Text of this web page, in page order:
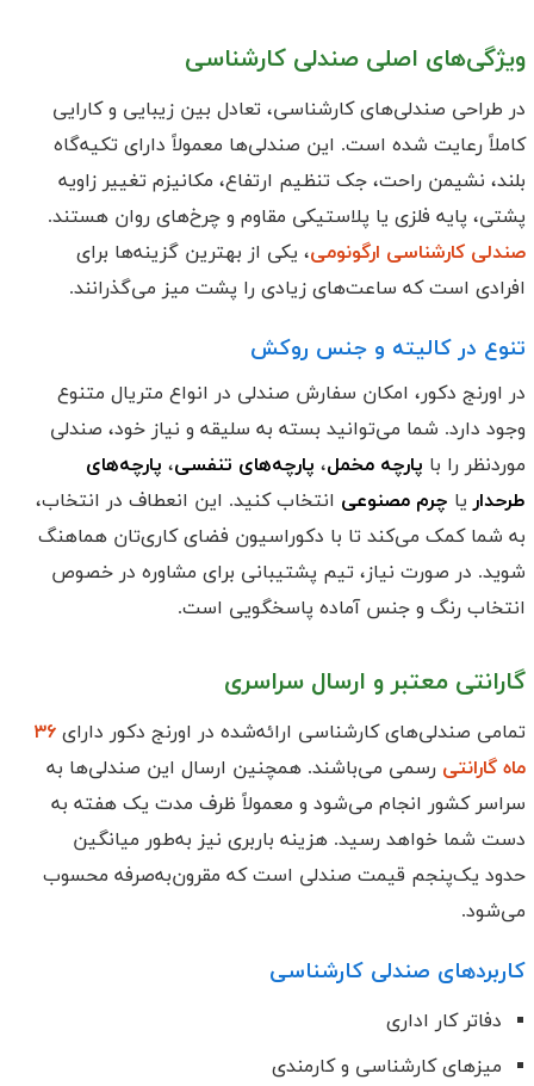
ویژگی‌های اصلی صندلی کارشناسی
در طراحی صندلی‌های کارشناسی، تعادل بین زیبایی و کارایی
کاملاً رعایت شده است. این صندلی‌ها معمولاً دارای تکیه‌گاه
بلند، نشیمن راحت، جک تنظیم ارتفاع، مکانیزم تغییر زاویه
پشتی، پایه فلزی یا پلاستیکی مقاوم و چرخ‌های روان هستند.
صندلی کارشناسی ارگونومی، یکی از بهترین گزینه‌ها برای
افرادی است که ساعت‌های زیادی را پشت میز می‌گذرانند.
تنوع در کالیته و جنس روکش
در اورنج دکور، امکان سفارش صندلی در انواع متریال متنوع
وجود دارد. شما می‌توانید بسته به سلیقه و نیاز خود، صندلی
موردنظر را با پارچه مخمل، پارچه‌های تنفسی، پارچه‌های
طرحدار یا چرم مصنوعی انتخاب کنید. این انعطاف در انتخاب،
به شما کمک می‌کند تا با دکوراسیون فضای کاری‌تان هماهنگ
شوید. در صورت نیاز، تیم پشتیبانی برای مشاوره در خصوص
انتخاب رنگ و جنس آماده پاسخگویی است.
گارانتی معتبر و ارسال سراسری
تمامی صندلی‌های کارشناسی ارائه‌شده در اورنج دکور دارای ۳۶
ماه گارانتی رسمی می‌باشند. همچنین ارسال این صندلی‌ها به
سراسر کشور انجام می‌شود و معمولاً ظرف مدت یک هفته به
دست شما خواهد رسید. هزینه باربری نیز به‌طور میانگین
حدود یک‌پنجم قیمت صندلی است که مقرون‌به‌صرفه محسوب
می‌شود.
کاربردهای صندلی کارشناسی
دفاتر کار اداری
میزهای کارشناسی و کارمندی